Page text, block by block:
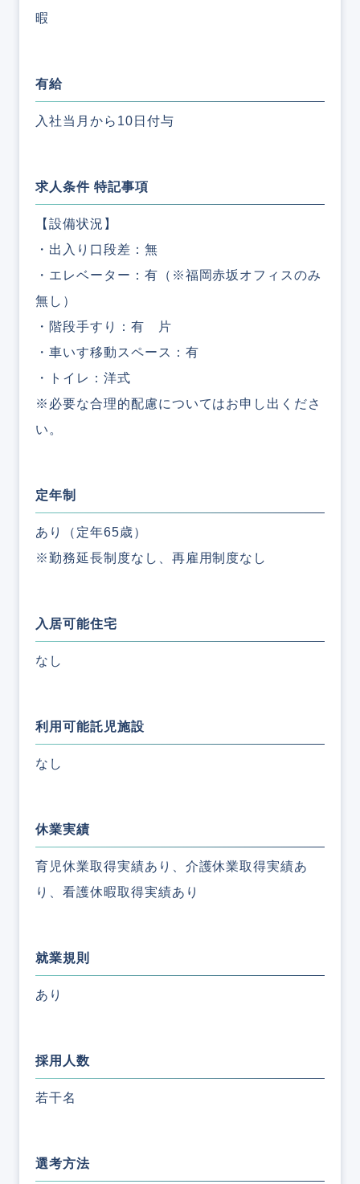
暇
有給
入社当月から10日付与
求人条件 特記事項
【設備状況】
・出入り口段差：無
・エレベーター：有（※福岡赤坂オフィスのみ
無し）
・階段手すり：有 片
・車いす移動スペース：有
・トイレ：洋式
※必要な合理的配慮についてはお申し出くださ
い。
定年制
あり（定年65歳）
※勤務延長制度なし、再雇用制度なし
入居可能住宅
なし
利用可能託児施設
なし
休業実績
育児休業取得実績あり、介護休業取得実績あ
り、看護休暇取得実績あり
就業規則
あり
採用人数
若干名
選考方法